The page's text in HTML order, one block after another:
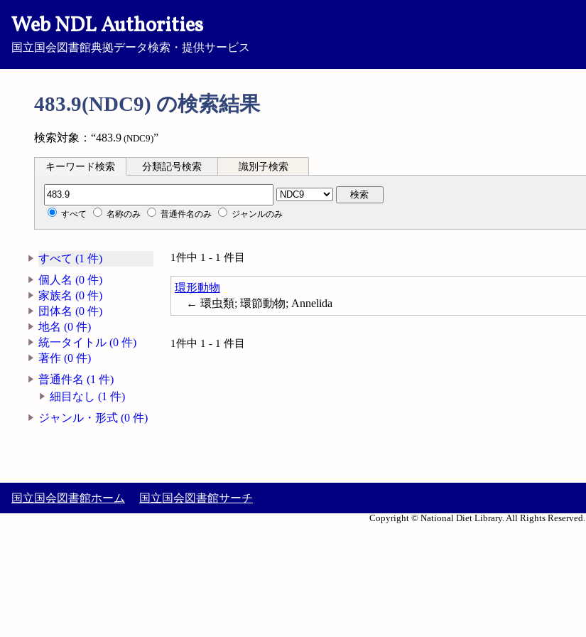
Web NDL Authorities
国立国会図書館典拠データ検索・提供サービス
483.9(NDC9) の検索結果
検索対象：“483.9 (NDC9)”
キーワード検索 分類記号検索 識別子検索
分類記号検索 検索
すべて 名称のみ 普通件名のみ ジャンルのみ
すべて (1 件)
個人名 (0 件)
家族名 (0 件)
団体名 (0 件)
地名 (0 件)
統一タイトル (0 件)
著作 (0 件)
普通件名 (1 件)
細目なし (1 件)
ジャンル・形式 (0 件)
1件中 1 - 1 件目
環形動物
← 環虫類; 環節動物; Annelida
1件中 1 - 1 件目
国立国会図書館ホーム 国立国会図書館サーチ
Copyright © National Diet Library. All Rights Reserved.